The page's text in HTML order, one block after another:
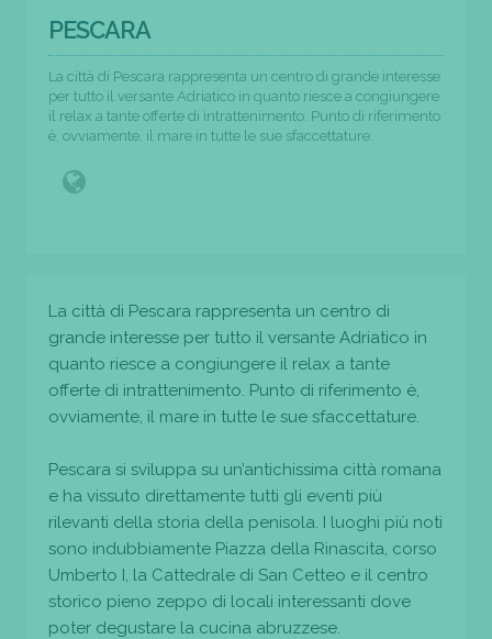
PESCARA
La città di Pescara rappresenta un centro di grande interesse
per tutto il versante Adriatico in quanto riesce a congiungere
il relax a tante offerte di intrattenimento. Punto di riferimento
è, ovviamente, il mare in tutte le sue sfaccettature.
La città di Pescara rappresenta un centro di
grande interesse per tutto il versante Adriatico in
quanto riesce a congiungere il relax a tante
offerte di intrattenimento. Punto di riferimento è,
ovviamente, il mare in tutte le sue sfaccettature.
Pescara si sviluppa su un’antichissima città romana
e ha vissuto direttamente tutti gli eventi più
rilevanti della storia della penisola. I luoghi più noti
sono indubbiamente Piazza della Rinascita, corso
Umberto I, la Cattedrale di San Cetteo e il centro
storico pieno zeppo di locali interessanti dove
poter degustare la cucina abruzzese.